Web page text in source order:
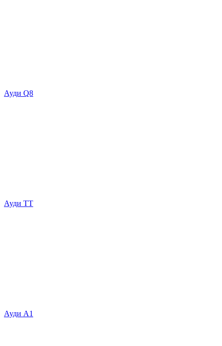
Ауди Q8
Ауди ТТ
Ауди А1